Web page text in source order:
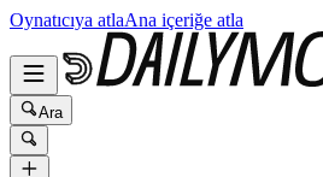
Oynatıcıya atlaAna içeriğe atla
Ara